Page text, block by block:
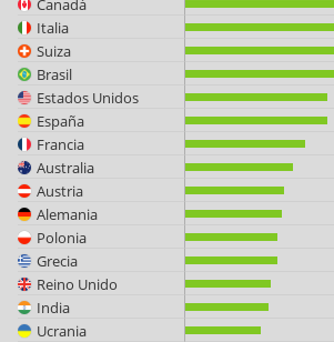
Italia
Suiza
Brasil
Estados Unidos
España
Francia
Australia
Austria
Alemania
Polonia
Grecia
Reino Unido
India
Ucrania